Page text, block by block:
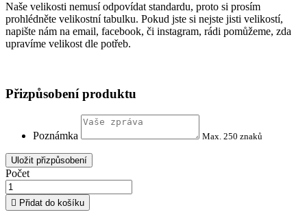
Naše velikosti nemusí odpovídat standardu, proto si prosím
prohlédněte velikostní tabulku. Pokud jste si nejste jisti velikostí,
napište nám na email, facebook, či instagram, rádi pomůžeme, zda
upravíme velikost dle potřeb.
Přizpůsobení produktu
Poznámka Max. 250 znaků
Uložit přizpůsobení
Počet
 Přidat do košíku